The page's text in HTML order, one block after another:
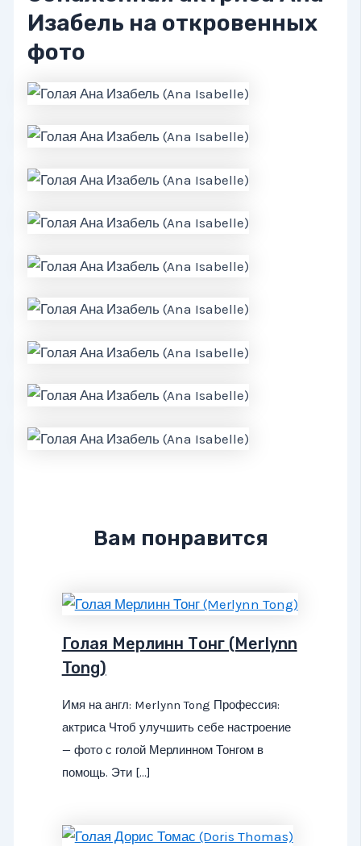
Изабель на откровенных
фото
Вам понравится
Голая Мерлинн Тонг (Merlynn
Tong)
Имя на англ: Merlynn Tong Профессия:
актриса Чтоб улучшить себе настроение
— фото с голой Мерлинном Тонгом в
помощь. Эти […]